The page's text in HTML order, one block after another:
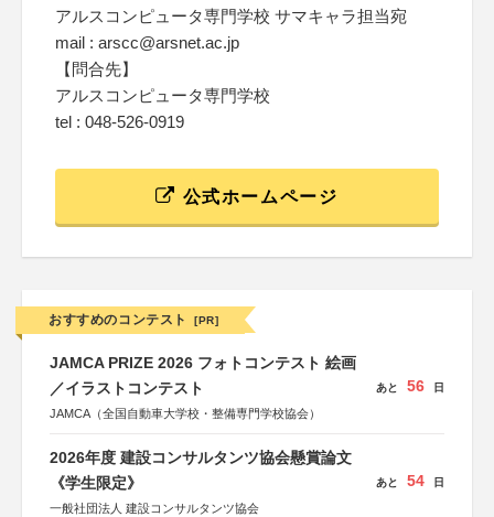
アルスコンピュータ専門学校 サマキャラ担当宛
mail : arscc@arsnet.ac.jp
【問合先】
アルスコンピュータ専門学校
tel : 048-526-0919
公式ホームページ
おすすめのコンテスト [PR]
JAMCA PRIZE 2026 フォトコンテスト 絵画
／イラストコンテスト
JAMCA（全国自動車大学校・整備専門学校協会）
あと 56 日
2026年度 建設コンサルタンツ協会懸賞論文
《学生限定》
一般社団法人 建設コンサルタンツ協会
あと 54 日